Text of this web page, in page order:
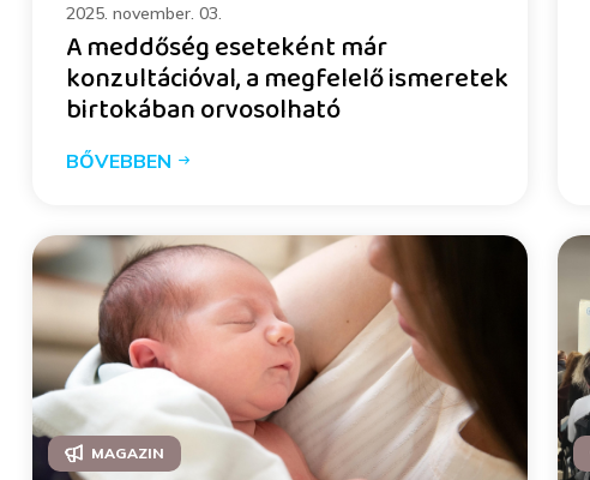
2025. november. 03.
A meddőség eseteként már
konzultációval, a megfelelő ismeretek
birtokában orvosolható
BŐVEBBEN
MAGAZIN